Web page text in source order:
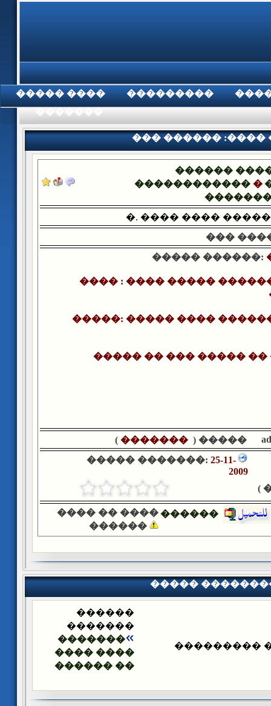
���� ����� ���������
��� ������ :����
������
�������������
�. ���� ����
���
����� ������:
���� : ���� �����
�����: ����� ����
����� �� �������� ��
����� (
�������
)
����� �������: 25-11-
2009
���� �� ����
������
������
�����
�����
������
�������
�������
���� ����
�� ������